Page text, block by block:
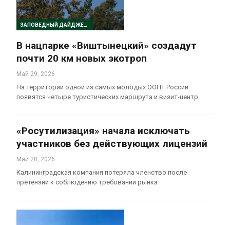
ЗАПОВЕДНЫЙ ДАЙДЖЕСТ
В нацпарке «Виштынецкий» создадут
почти 20 км новых экотроп
Май 29, 2026
На территории одной из самых молодых ООПТ России
появятся четыре туристических маршрута и визит-центр
«Росутилизация» начала исключать
участников без действующих лицензий
Май 20, 2026
Калининградская компания потеряла членство после
претензий к соблюдению требований рынка